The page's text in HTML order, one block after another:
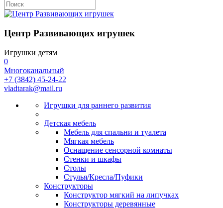
Центр Развивающих игрушек
Игрушки детям
0
Многоканальный
+7 (3842) 45-24-22
vladtarak@mail.ru
Игрушки для раннего развития
Детская мебель
Мебель для спальни и туалета
Мягкая мебель
Оснащение сенсорной комнаты
Стенки и шкафы
Столы
Стулья/Кресла/Пуфики
Конструкторы
Конструктор мягкий на липучках
Конструкторы деревянные